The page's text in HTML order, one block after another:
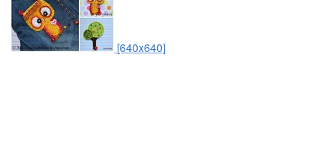
[640x640]